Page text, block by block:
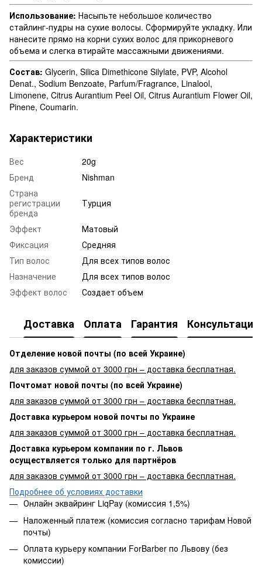
Использование: Насыпьте небольшое количество
стайлинг-пудры на сухие волосы. Сформируйте укладку. Или
нанесите прямо на корни сухих волос для прикорневого
объема и слегка втирайте массажными движениями.
Состав: Glycerin, Silica Dimethicone Silylate, PVP, Alcohol
Denat., Sodium Benzoate, Parfum/Fragrance, Linalool,
Limonene, Citrus Aurantium Peel Oil, Citrus Aurantium Flower Oil,
Pinene, Coumarin.
Характеристики
Вес
20g
Бренд
Nishman
Страна
регистрации
бренда
Турция
Эффект
Матовый
Фиксация
Средняя
Тип волос
Для всех типов волос
Назначение
Для всех типов волос
Эффект волос
Создает объем
Доставка Оплата Гарантия Консультация
Отделение новой почты (по всей Украине)
для заказов суммой от 3000 грн – доставка бесплатная.
Почтомат новой почты (по всей Украине)
для заказов суммой от 3000 грн – доставка бесплатная.
Доставка курьером новой почты по Украине
для заказов суммой от 3000 грн – доставка бесплатная.
Доставка курьером компании по г. Львов
осуществляется только для партнёров
для заказов суммой от 3000 грн – доставка бесплатная.
Подробнее об условиях доставки
Онлайн эквайринг LiqPay (комиссия 1,5%)
Наложенный платеж (комиссия согласно тарифам Новой
почты)
Оплата курьеру компании ForBarber по Львову (без
комиссии)